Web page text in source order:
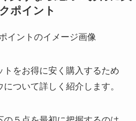
ポイント
トをお得に安く購入するため
ついて詳しく紹介します。